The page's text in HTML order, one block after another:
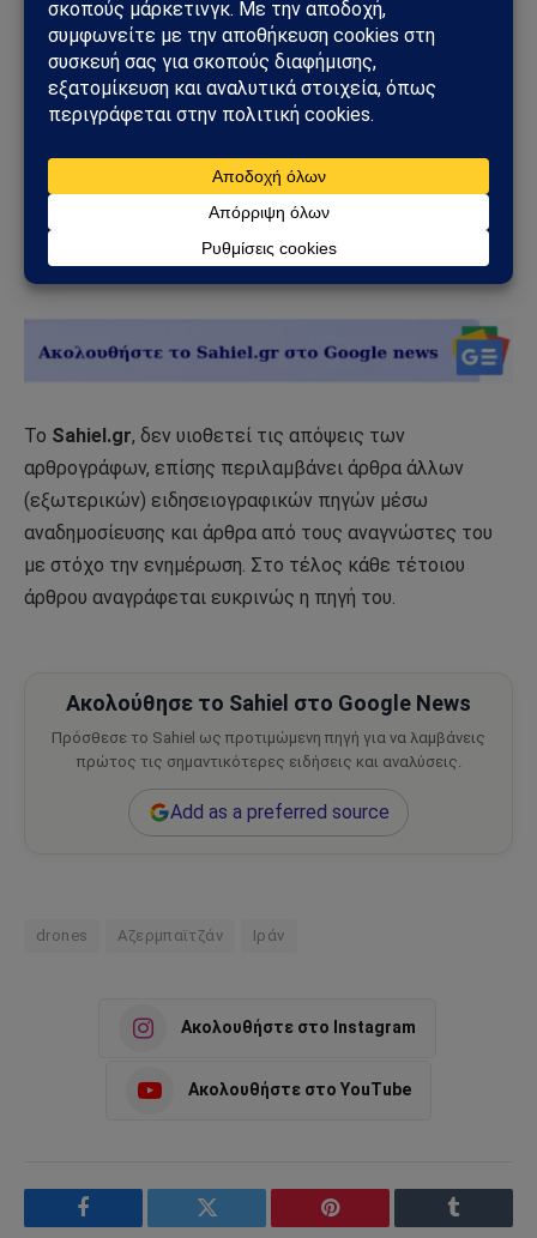
Οι εξελίξεις βρίσκονται ακόμη στα αρχικά τους στάδια,
αλλά είναι προφανές ότι τόσο η Άγκυρα όσο και το
Μπακού, κάνουν σημαντικές κινήσεις και δεν είναι
πρόθυμοι να σταματήσουν τις προσπάθειές τους.
γεωπολιτικού τοπίου τους επόμενους μήνες και
χρόνια.
Πηγή:pentapostagma.gr
Το Sahiel.gr, δεν υιοθετεί τις απόψεις των
αρθρογράφων, επίσης περιλαμβάνει άρθρα άλλων
(εξωτερικών) ειδησειογραφικών πηγών μέσω
αναδημοσίευσης και άρθρα από τους αναγνώστες του
με στόχο την ενημέρωση. Στο τέλος κάθε τέτοιου
άρθρου αναγράφεται ευκρινώς η πηγή του.
Ακολούθησε το Sahiel στο Google News
Πρόσθεσε το Sahiel ως προτιμώμενη πηγή για να λαμβάνεις
πρώτος τις σημαντικότερες ειδήσεις και αναλύσεις.
Add as a preferred source
drones Αζερμπαϊτζάν Ιράν
Ακολουθήστε στο Instagram
Ακολουθήστε στο YouTube
Facebook Twitter Pinterest Tumblr